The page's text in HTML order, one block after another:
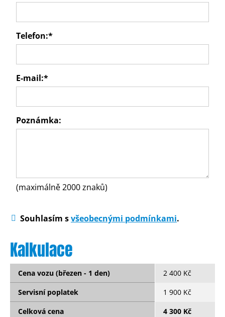
Telefon:*
E-mail:*
Poznámka:
(maximálně 2000 znaků)
Souhlasím svšeobecnými podmínkami.
Kalkulace
Cena vozu (březen - 1 den)
2 400 Kč
Servisní poplatek
1 900 Kč
Celková cena
4 300 Kč